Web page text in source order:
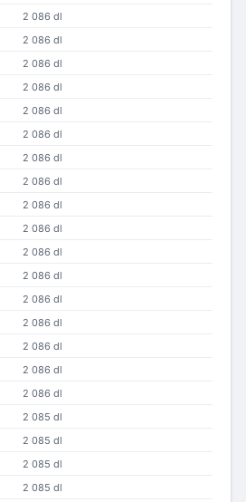
2 086 dl
2 086 dl
2 086 dl
2 086 dl
2 086 dl
2 086 dl
2 086 dl
2 086 dl
2 086 dl
2 086 dl
2 086 dl
2 086 dl
2 086 dl
2 086 dl
2 086 dl
2 086 dl
2 086 dl
2 085 dl
2 085 dl
2 085 dl
2 085 dl